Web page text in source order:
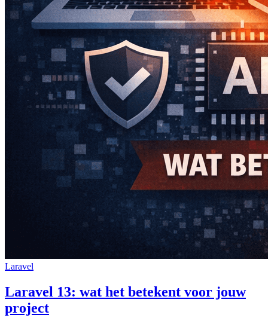
Laravel
Laravel 13: wat het betekent voor jouw
project